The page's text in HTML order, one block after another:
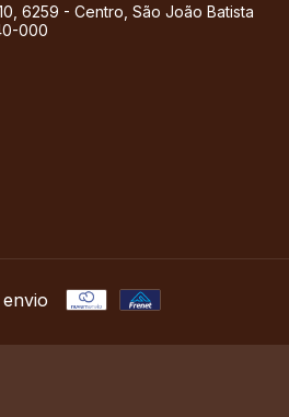
6259 - Centro, São João Batista
000